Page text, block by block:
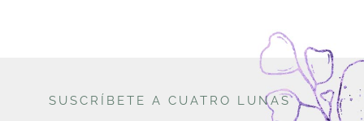
SUSCRÍBETE A CUATRO LUNAS